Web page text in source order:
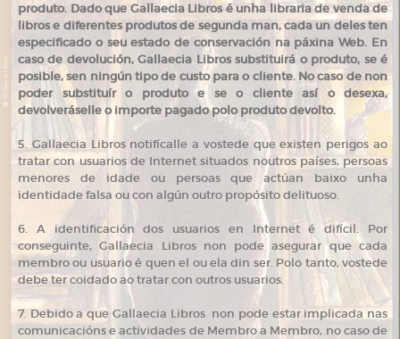
produto. Dado que Gallaecia Libros é unha libraria de venda de
libros e diferentes produtos de segunda man, cada un deles ten
especificado o seu estado de conservación na páxina Web. En
caso de devolución, Gallaecia Libros substituirá o produto, se é
posible, sen ningún tipo de custo para o cliente. No caso de non
poder substituír o produto e se o cliente así o desexa,
devolveráselle o importe pagado polo produto devolto.
5. Gallaecia Libros notifícalle a vostede que existen perigos ao
tratar con usuarios de Internet situados noutros países, persoas
menores de idade ou persoas que actúan baixo unha
identidade falsa ou con algún outro propósito delituoso.
6. A identificación dos usuarios en Internet é difícil. Por
conseguinte, Gallaecia Libros non pode asegurar que cada
membro ou usuario é quen el ou ela din ser. Polo tanto, vostede
debe ter coidado ao tratar con outros usuarios.
7. Debido a que Gallaecia Libros non pode estar implicada nas
comunicacións e actividades de Membro a Membro, no caso de